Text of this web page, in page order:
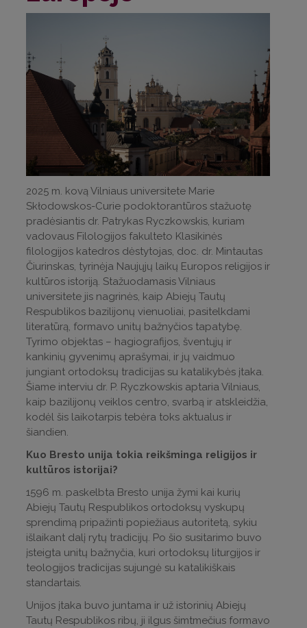
2025 m. kovą Vilniaus universitete Marie
Skłodowskos-Curie podoktorantūros stažuotę
pradėsiantis dr. Patrykas Ryczkowskis, kuriam
vadovaus Filologijos fakulteto Klasikinės
filologijos katedros dėstytojas, doc. dr. Mintautas
Čiurinskas, tyrinėja Naujųjų laikų Europos religijos ir
kultūros istoriją. Stažuodamasis Vilniaus
universitete jis nagrinės, kaip Abiejų Tautų
Respublikos bazilijonų vienuoliai, pasitelkdami
literatūrą, formavo unitų bažnyčios tapatybę.
Tyrimo objektas – hagiografijos, šventųjų ir
kankinių gyvenimų aprašymai, ir jų vaidmuo
jungiant ortodoksų tradicijas su katalikybės įtaka.
Šiame interviu dr. P. Ryczkowskis aptaria Vilniaus,
kaip bazilijonų veiklos centro, svarbą ir atskleidžia,
kodėl šis laikotarpis tebėra toks aktualus ir
šiandien.
Kuo Bresto unija tokia reikšminga religijos ir
kultūros istorijai?
1596 m. paskelbta Bresto unija žymi kai kurių
Abiejų Tautų Respublikos ortodoksų vyskupų
sprendimą pripažinti popiežiaus autoritetą, sykiu
išlaikant dalį rytų tradicijų. Po šio susitarimo buvo
įsteigta unitų bažnyčia, kuri ortodoksų liturgijos ir
teologijos tradicijas sujungė su katalikiškais
standartais.
Unijos įtaka buvo juntama ir už istorinių Abiejų
Tautų Respublikos ribų, ji ilgus šimtmečius formavo